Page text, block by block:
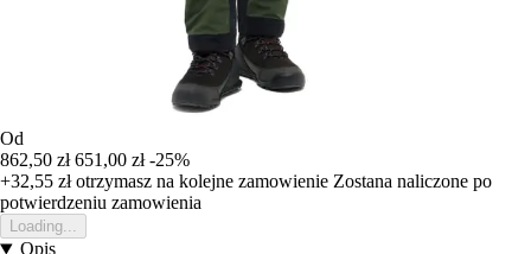
Od
862,50 zł 651,00 zł -25%
+32,55 złotrzymasz na kolejne zamowienie Zostana naliczone po
potwierdzeniu zamowienia
Loading...
Opis